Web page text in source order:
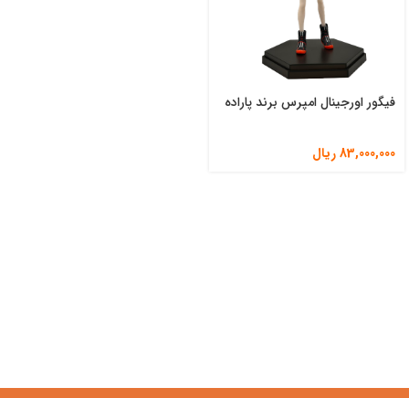
فیگور اورجینال امپرس برند پاراده
83,000,000ریال